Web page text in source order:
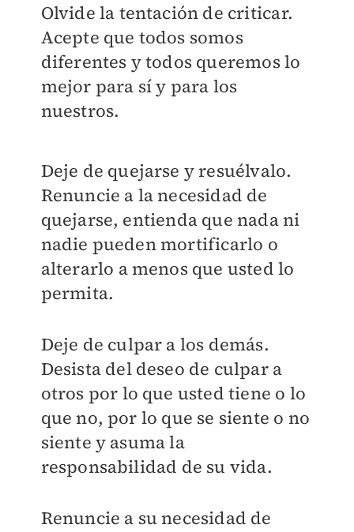
Olvide la tentación de criticar.
Acepte que todos somos
diferentes y todos queremos lo
mejor para sí y para los
nuestros.
Deje de quejarse y resuélvalo.
Renuncie a la necesidad de
quejarse, entienda que nada ni
nadie pueden mortificarlo o
alterarlo a menos que usted lo
permita.
Deje de culpar a los demás.
Desista del deseo de culpar a
otros por lo que usted tiene o lo
que no, por lo que se siente o no
siente y asuma la
responsabilidad de su vida.
Renuncie a su necesidad de